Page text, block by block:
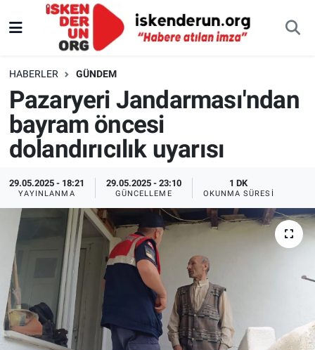
HABERLER GÜNDEM
Pazaryeri Jandarması'ndan
bayram öncesi
dolandırıcılık uyarısı
29.05.2025 - 18:21
YAYINLANMA
29.05.2025 - 23:10
GÜNCELLEME
1 DK
OKUNMA SÜRESI